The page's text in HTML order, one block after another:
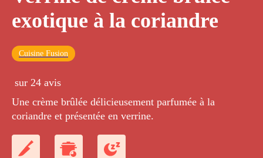
exotique à la coriandre
Cuisine Fusion
sur 24 avis
Une crème brûlée délicieusement parfumée à la
coriandre et présentée en verrine.